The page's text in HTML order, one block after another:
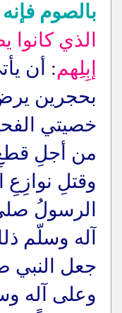
بالصوم
الذي
إبِلِهم: أن
بحجرين
خصيتي
من أجلِ
وقتلِ نوازِعِ
الرسولُ
آله وسلّم
جعل النبي
وعلى آله